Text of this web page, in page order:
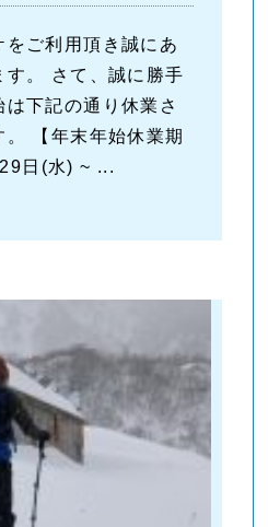
ご利用頂き誠にあ
す。 さて、誠に勝手
下記の通り休業さ
【年末年始休業期
日(水) ~ ...